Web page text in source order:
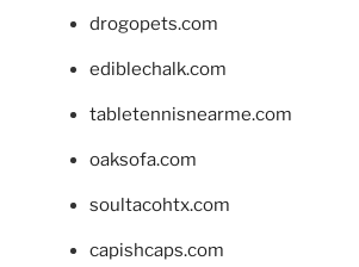
drogopets.com
ediblechalk.com
tabletennisnearme.com
oaksofa.com
soultacohtx.com
capishcaps.com